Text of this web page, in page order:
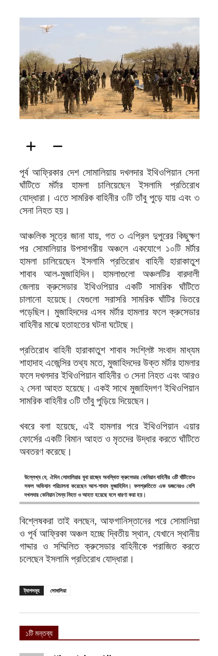
পূর্ব আফ্রিকার দেশ সোমালিয়ায় দখলদার ইথিওপিয়ান সেনা
ঘাঁটিতে মর্টার হামলা চালিয়েছেন ইসলামি প্রতিরোধ
যোদ্ধারা। এতে সামরিক বাহিনীর৩টিতাঁবু পুড়ে যায় এবং৩
সেনা নিহত হয়।
আঞ্চলিক সূত্রে জানা যায়, গত ৩ এপ্রিল দুপুরের কিছুক্ষণ
পর সোমালিয়ার উপসাগরীয় অঞ্চলে একযোগে ১০টিমর্টার
হামলা চালিয়েছেন ইসলামি প্রতিরোধ বাহিনী হারাকাতুশ
শাবাব আল-মুজাহিদিন। হামলাগুলো অঞ্চলটির বারদালী
জেলায় ক্রুসেডার ইথিওপিয়ার একটি সামরিক ঘাঁটিতে
চালানো হয়েছে। যেগুলো সরাসরি সামরিক ঘাঁটির ভিতরে
পড়েছিল। মুজাহিদদের এসব মর্টার হামলার ফলে ক্রুসেডার
বাহিনীর মাঝে হতাহতের ঘটনা ঘটেছে।
প্রতিরোধ বাহিনী হারাকাতুশ শাবাব সংশ্লিষ্ট সংবাদ মাধ্যম
শাহাদাহ এজেন্সির তথ্য মতে, মুজাহিদদের উক্ত মর্টার হামলার
ফলে দখলদার ইথিওপিয়ান বাহিনীর ৩সেনা নিহত এবং আরও
২ সেনা আহত হয়েছে। একই সাথে মুজাহিদগণ ইথিওপিয়ান
সামরিক বাহিনীর ৩টি তাঁবু পুড়িয়ে দিয়েছেন।
খবরে বলা হয়েছে, এই হামলার পরে ইথিওপিয়ান এয়ার
ফোর্সের একটি বিমান আহত ও মৃতদের উদ্ধার করতে ঘাঁটিতে
অবতরণ করেছে।
উল্লেখ্য যে, ঐদিন সোমালিয়ার যুবা রাজ্যে অবস্থিত ক্রুসেডার কেনিয়ান বাহিনীর ৩টি ঘাঁটিতেও
সফল অভিযান পরিচালনা করেছেন আশ-শাবাব মুজাহিদিন। ফলশ্রুতিতে এক ডজনেরও বেশি
দখলদার কেনিয়ান সৈন্য নিহত ও আহত হয়েছে বলে ধারণা করা হয়।
বিশ্লেষকরা তাই বলছেন, আফগানিস্তানের পরে সোমালিয়া
ও পূর্ব আফ্রিকা অঞ্চল হচ্ছে দ্বিতীয় স্থান, যেখানে স্থানীয়
গাদ্দার ও সম্মিলিত ক্রুসেডার বাহিনীকে পরাজিত করতে
চলেছেন ইসলামি প্রতিরোধ যোদ্ধারা।
ট্যাগসমূহ সোমালিয়া
১টি মন্তব্য